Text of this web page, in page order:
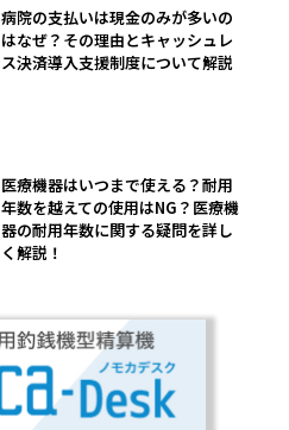
病院の支払いは現金のみが多いの
はなぜ？その理由とキャッシュレ
ス決済導入支援制度について解説
医療機器はいつまで使える？耐用
年数を越えての使用はNG？医療機
器の耐用年数に関する疑問を詳し
く解説！